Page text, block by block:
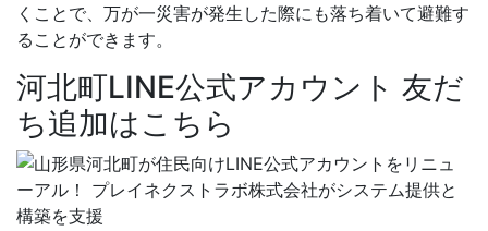
くことで、万が一災害が発生した際にも落ち着いて避難す
ることができます。
河北町LINE公式アカウント 友だ
ち追加はこちら